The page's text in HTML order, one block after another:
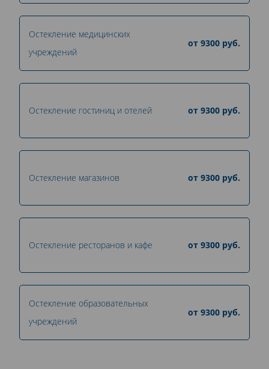
Остекление медицинских
учреждений
от 9300 руб.
Остекление гостиниц и отелей от 9300 руб.
Остекление магазинов от 9300 руб.
Остекление ресторанов и кафе от 9300 руб.
Остекление образовательных
учреждений
от 9300 руб.